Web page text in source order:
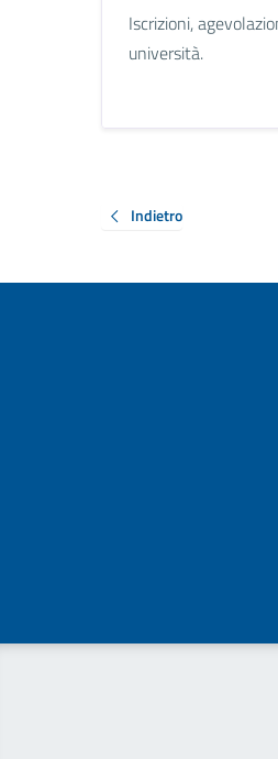
Iscrizioni,
università.
Indietro